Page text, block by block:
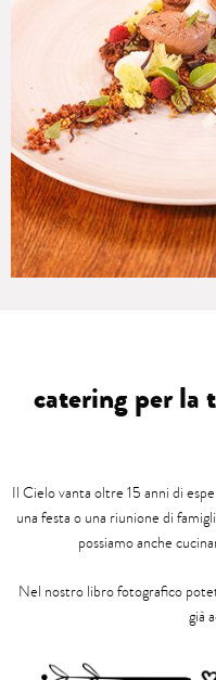
catering per la
Il Cielo vanta oltre 15 anni di
una festa o una riunione di
possiamo anche
Nel nostro libro fotografico
già